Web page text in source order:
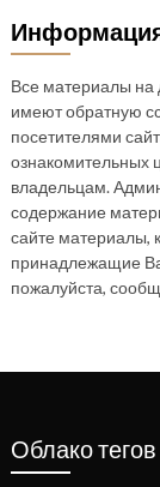
Все материалы на
имеют обратную
посетителями
ознакомительных
владельцам.
содержание
сайте материалы,
принадлежащие
пожалуйста,
Облако тегов